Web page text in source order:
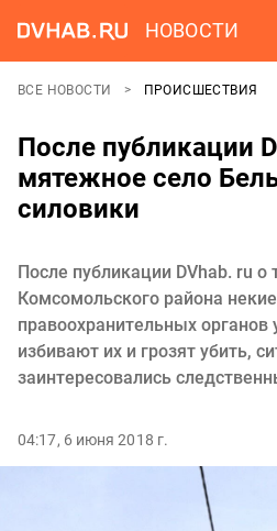
НОВОСТИ
ВСЕ НОВОСТИ ПРОИСШЕСТВИЯ
После публикации
мятежное село
силовики
После публикации DVhab. ru о
Комсомольского района
правоохранительных
избивают их и грозят убить,
заинтересовались
04:17, 6 июня 2018 г.